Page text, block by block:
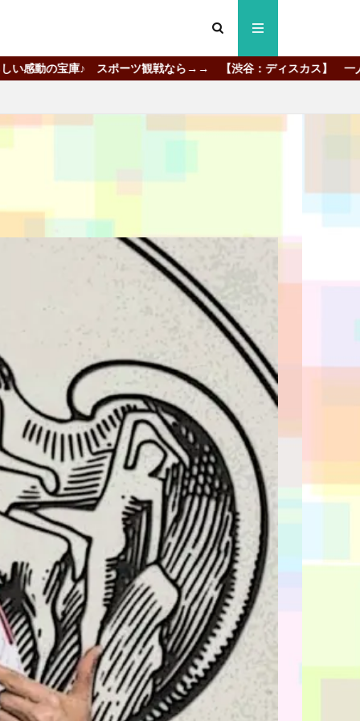
ポーツ観戦なら→→ 【渋谷：ディスカス】 一人でも、初めてでも